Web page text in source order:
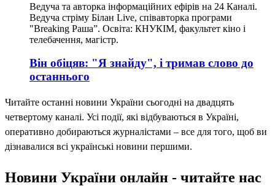
Ведуча та авторка інформаційних ефірів на 24 Каналі.
Ведуча стріму Білан Live, співавторка програми
"Breaking Раша”. Освіта: КНУКІМ, факультет кіно і
телебачення, магістр.
Він обіцяв: "Я знайду", і тримав слово до
останнього
Читайте останні новини України сьогодні на двадцять
четвертому каналі. Усі події, які відбуваються в Україні,
оперативно добираються журналістами – все для того, щоб ви
дізнавалися всі українські новини першими.
Новини України онлайн - читайте нас